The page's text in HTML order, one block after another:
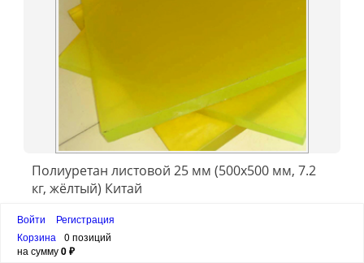
Полиуретан листовой 25 мм (500х500 мм, 7.2
кг, жёлтый) Китай
4 219 ₽
Штрихкод товара
Войти
Регистрация
Корзина
0 позиций
на сумму0 ₽